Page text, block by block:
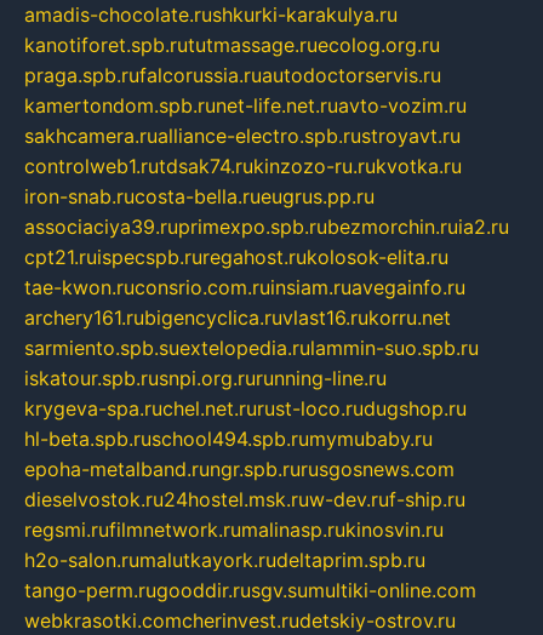
amadis-chocolate.rushkurki-karakulya.ru
kanotiforet.spb.rututmassage.ruecolog.org.ru
praga.spb.rufalcorussia.ruautodoctorservis.ru
kamertondom.spb.runet-life.net.ruavto-vozim.ru
sakhcamera.rualliance-electro.spb.rustroyavt.ru
controlweb1.rutdsak74.rukinzozo-ru.rukvotka.ru
iron-snab.rucosta-bella.rueugrus.pp.ru
associaciya39.ruprimexpo.spb.rubezmorchin.ruia2.ru
cpt21.ruispecspb.ruregahost.rukolosok-elita.ru
tae-kwon.ruconsrio.com.ruinsiam.ruavegainfo.ru
archery161.rubigencyclica.ruvlast16.rukorru.net
sarmiento.spb.suextelopedia.rulammin-suo.spb.ru
iskatour.spb.rusnpi.org.rurunning-line.ru
krygeva-spa.ruchel.net.rurust-loco.rudugshop.ru
hl-beta.spb.ruschool494.spb.rumymubaby.ru
epoha-metalband.rungr.spb.rurusgosnews.com
dieselvostok.ru24hostel.msk.ruw-dev.ruf-ship.ru
regsmi.rufilmnetwork.rumalinasp.rukinosvin.ru
h2o-salon.rumalutkayork.rudeltaprim.spb.ru
tango-perm.rugooddir.rusgv.sumultiki-online.com
webkrasotki.comcherinvest.rudetskiy-ostrov.ru